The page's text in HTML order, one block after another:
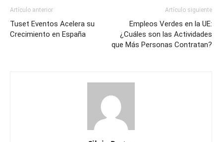
Artículo anterior
Tuset Eventos Acelera su
Crecimiento en España
Artículo siguiente
Empleos Verdes en la UE:
¿Cuáles son las Actividades
que Más Personas Contratan?